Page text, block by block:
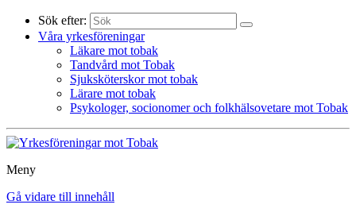
Sök efter:
Våra yrkesföreningar
Läkare mot tobak
Tandvård mot Tobak
Sjuksköterskor mot tobak
Lärare mot tobak
Psykologer, socionomer och folkhälsovetare mot Tobak
Meny
Gå vidare till innehåll